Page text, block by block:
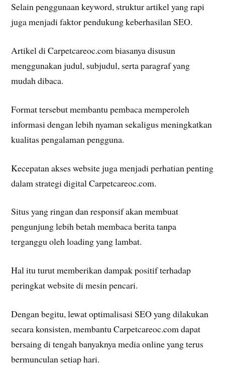
Selain penggunaan keyword, struktur artikel yang rapi
juga menjadi faktor pendukung keberhasilan SEO.
Artikel di Carpetcareoc.com biasanya disusun
menggunakan judul, subjudul, serta paragraf yang
mudah dibaca.
Format tersebut membantu pembaca memperoleh
informasi dengan lebih nyaman sekaligus meningkatkan
kualitas pengalaman pengguna.
Kecepatan akses website juga menjadi perhatian penting
dalam strategi digital Carpetcareoc.com.
Situs yang ringan dan responsif akan membuat
pengunjung lebih betah membaca berita tanpa
terganggu oleh loading yang lambat.
Hal itu turut memberikan dampak positif terhadap
peringkat website di mesin pencari.
Dengan begitu, lewat optimalisasi SEO yang dilakukan
secara konsisten, membantu Carpetcareoc.com dapat
bersaing di tengah banyaknya media online yang terus
bermunculan setiap hari.